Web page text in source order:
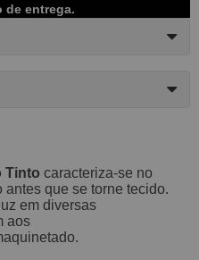
de entrega.
Tinto caracteriza-se no
que se torne tecido.
em diversas
aos